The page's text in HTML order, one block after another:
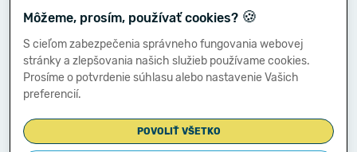
Faxové číslo:
-
E-mailová adresa:
-
Zostavená dňa:
Môžeme, prosím, používať cookies? 🍪
S cieľom zabezpečenia správneho fungovania webovej
stránky a zlepšovania našich služieb používame cookies.
Prosíme o potvrdenie súhlasu alebo nastavenie Vašich
preferencií.
POVOLIŤ VŠETKO